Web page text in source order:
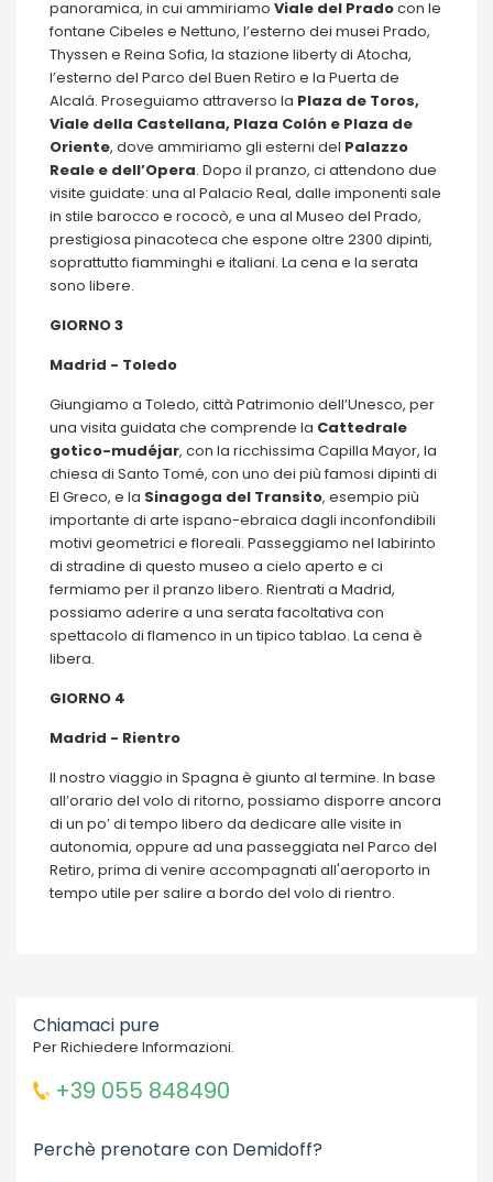
panoramica, in cui ammiriamo Viale del Pradocon le
fontane Cibeles e Nettuno, l’esterno dei musei Prado,
Thyssen e Reina Sofia, la stazione liberty di Atocha,
l’esterno del Parco del Buen Retiro e la Puerta de
Alcalá. Proseguiamo attraverso la Plaza de Toros,
Viale della Castellana, Plaza Colón e Plaza de
Oriente, dove ammiriamo gli esterni del Palazzo
Reale e dell’Opera. Dopo il pranzo, ci attendono due
visite guidate: una al Palacio Real, dalle imponenti sale
in stile barocco e rococò, e una al Museo del Prado,
prestigiosa pinacoteca che espone oltre 2300 dipinti,
soprattutto fiamminghi e italiani. La cena e la serata
sono libere.
GIORNO 3
Madrid - Toledo
Giungiamo a Toledo, città Patrimonio dell’Unesco, per
una visita guidata che comprende la Cattedrale
gotico-mudéjar, con la ricchissima Capilla Mayor, la
chiesa di Santo Tomé, con uno dei più famosi dipinti di
El Greco, e la Sinagoga del Transito, esempio più
importante di arte ispano-ebraica dagli inconfondibili
motivi geometrici e floreali. Passeggiamo nel labirinto
di stradine di questo museo a cielo aperto e ci
fermiamo per il pranzo libero. Rientrati a Madrid,
possiamo aderire a una serata facoltativa con
spettacolo di flamenco in un tipico tablao. La cena è
libera.
GIORNO 4
Madrid - Rientro
Il nostro viaggio in Spagna è giunto al termine. In base
all’orario del volo di ritorno, possiamo disporre ancora
di un po’ di tempo libero da dedicare alle visite in
autonomia, oppure ad una passeggiata nel Parco del
Retiro, prima di venire accompagnati all'aeroporto in
tempo utile per salire a bordo del volo di rientro.
Chiamaci pure
Per Richiedere Informazioni.
+39 055 848490
Perchè prenotare con Demidoff?